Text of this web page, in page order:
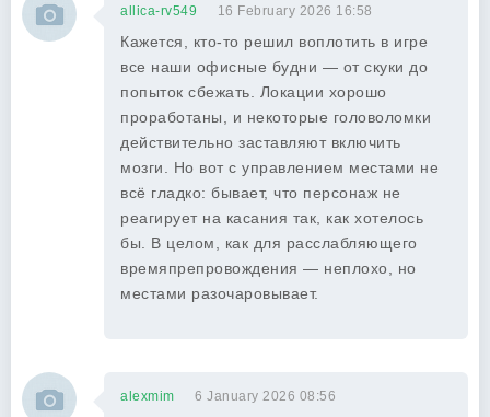
allica-rv549 16 February 2026 16:58
Кажется, кто-то решил воплотить в игре
все наши офисные будни — от скуки до
попыток сбежать. Локации хорошо
проработаны, и некоторые головоломки
действительно заставляют включить
мозги. Но вот с управлением местами не
всё гладко: бывает, что персонаж не
реагирует на касания так, как хотелось
бы. В целом, как для расслабляющего
времяпрепровождения — неплохо, но
местами разочаровывает.
alexmim 6 January 2026 08:56